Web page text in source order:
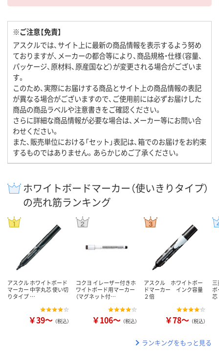
※ご注意【免責】
アスクルでは、サイト上に最新の商品情報を表示するよう努め
ておりますが、メーカーの都合等により、商品規格・仕様（容量、
パッケージ、原材料、原産国など）が変更される場合がございま
す。
このため、実際にお届けする商品とサイト上の商品情報の表記
が異なる場合がございますので、ご使用前には必ずお届けした
商品の商品ラベルや注意書きをご確認ください。
さらに詳細な商品情報が必要な場合は、メーカー等にお問い合
わせください。
また、販売単位における「セット」表記は、箱でのお届けをお約束
するものではありません。あらかじめご了承ください。
ホワイトボードマーカー（使いきりタイプ）
の売れ筋ランキング
アスクル ホワイトボード
マーカー 中字丸芯 使い切
りタイプ …
￥39～ （税込）
コクヨ イレーザー付きホ
ワイトボード用マーカー
（マグネット付…
￥106～ （税込）
アスクル ホワイトボー
ドマーカー インク容量
２倍
￥78～ （税込）
芯
ランキングをもっと見る